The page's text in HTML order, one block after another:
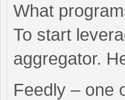
What
To start
aggregator.
Feedly – one